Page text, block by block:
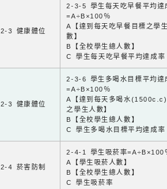
2-3 健康體位
2-3-5 學生每天吃早餐平均達
=A÷B×100％
A【達到每天吃早餐目標之學
數】
B【全校學生總人數】
C 學生每天吃早餐平均達成率
2-3 健康體位
2-3-6 學生多喝水目標平均達
=A÷B×100％
A【達到每天多喝水
之學生人數】
B【全校學生總人數】
C 學生多喝水目標平均達成率
2-4 菸害防制
2-4-1 學生吸菸率=A÷B×100
A【學生吸菸人數】
B【全校學生總人數】
C 學生吸菸率